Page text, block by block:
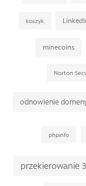
koszyk
minecoins
Norton
odnowienie
phpinfo
przekierowanie